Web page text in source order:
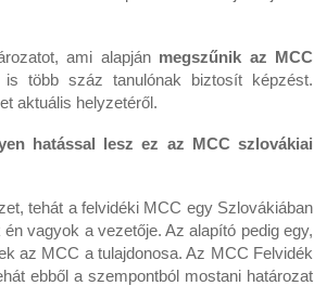
ami alapján megszűnik az MCC
több száz tanulónak biztosít képzést.
aktuális helyzetéről.
hatással lesz ez az MCC szlovákiai
tehát a felvidéki MCC egy Szlovákiában
vagyok a vezetője. Az alapító pedig egy,
az MCC a tulajdonosa. Az MCC Felvidék
ebből a szempontból mostani határozat